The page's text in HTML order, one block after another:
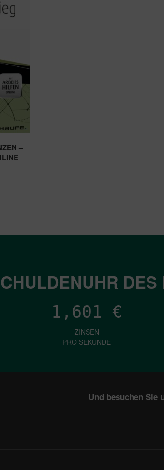
–
1,601 €
ZINSEN
PRO SEKUNDE
Und besuchen Sie